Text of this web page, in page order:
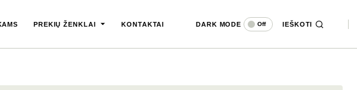
PREKIŲ ŽENKLAI KONTAKTAI DARK MODE Off IEŠKOTI